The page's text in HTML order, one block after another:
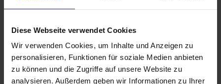
Diese Webseite verwendet Cookies
Wir verwenden Cookies, um Inhalte und Anzeigen zu
personalisieren, Funktionen für soziale Medien anbieten
zu können und die Zugriffe auf unsere Website zu
analysieren. Außerdem geben wir Informationen zu Ihrer
Hinweise zu Versandkosten